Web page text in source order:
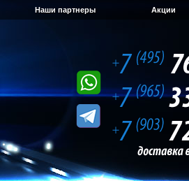
Наши партнеры Акции